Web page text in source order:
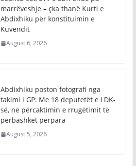
Seanca sot, LVV e LDK ende pa
marrëveshje – çka thanë Kurti e
Abdixhiku për konstituimin e
Abdixhiku poston fotografi nga
takimi i GP: Me 18 deputetët e LDK-
së, në përcaktimin e rrugëtimit të
përbashkët përpara